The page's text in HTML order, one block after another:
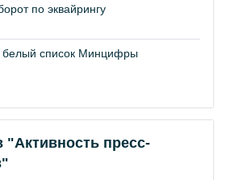
по эквайрингу
список Минцифры
"Активность пресс-